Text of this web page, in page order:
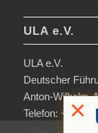
ULA e.V.
ULA e.V.
Deutscher
Anton-Wilhelm-
Telefon: +49×